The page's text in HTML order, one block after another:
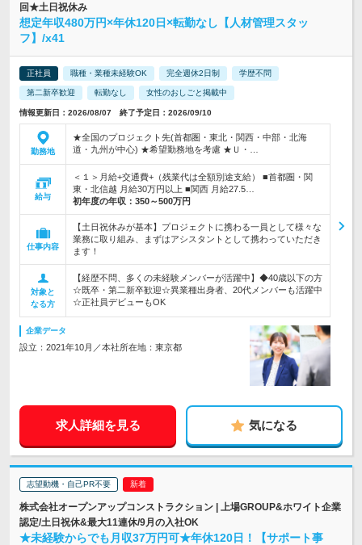
回★土日祝休み
想定年収480万円×年休120日×転勤なし【人材管理スタッ
フ】/x41
正社員 職種・業種未経験OK 完全週休2日制 学歴不問
第二新卒歓迎 転勤なし 女性のおしごと掲載中
情報更新日：2026/08/07 終了予定日：2026/09/10
勤務地
★全国のプロジェクト先(首都圏・東北・関西・中部・北海
道・九州が中心) ★希望勤務地を考慮 ★Ｕ・…
給与
＜１＞月給+交通費+（残業代は全額別途支給） ■首都圏・関
東・北信越 月給30万円以上 ■関西 月給27.5…
初年度の年収： 350～500万円
仕事内容
【土日祝休みが基本】プロジェクトに携わる一員として様々な
業務に取り組み、まずはアシスタントとして携わっていただき
ます！
対象と
なる方
【経歴不問、多くの未経験メンバーが活躍中】◆40歳以下の方
☆既卒・第二新卒歓迎☆異業種出身者、20代メンバーも活躍中
☆正社員デビューもOK
企業データ
設立：2021年10月／本社所在地：東京都
求人詳細を見る 気になる
志望動機・自己PR不要
株式会社オープンアップコンストラクション | 上場GROUP&ホワイト企業
認定/土日祝休&最大11連休/9月の入社OK
★未経験からでも月収37万円可★年休120日！【サポート事